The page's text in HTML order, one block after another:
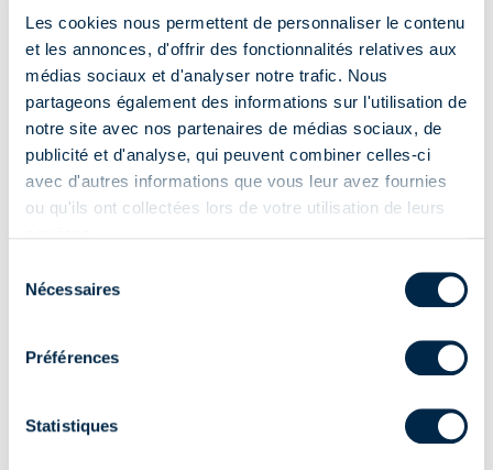
Les cookies nous permettent de personnaliser le contenu
et les annonces, d'offrir des fonctionnalités relatives aux
médias sociaux et d'analyser notre trafic. Nous
partageons également des informations sur l'utilisation de
notre site avec nos partenaires de médias sociaux, de
publicité et d'analyse, qui peuvent combiner celles-ci
avec d'autres informations que vous leur avez fournies
ou qu'ils ont collectées lors de votre utilisation de leurs
Nécessaires
Préférences
Statistiques
Embout pour arbre Ø 78 9506
Pivot
9085